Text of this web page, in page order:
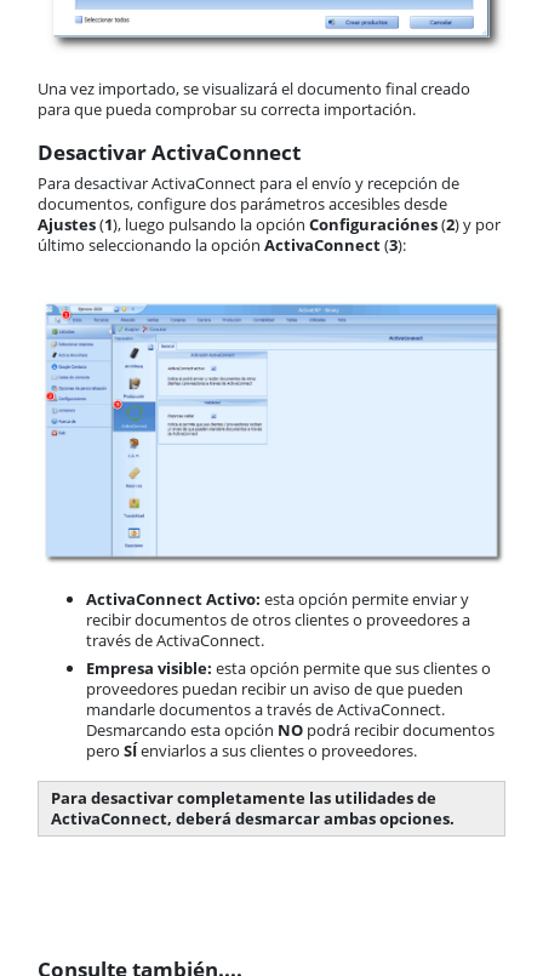
Una vez importado, se visualizará el documento final creado
para que pueda comprobar su correcta importación.
Desactivar ActivaConnect
Para desactivar ActivaConnect para el envío y recepción de
documentos, configure dos parámetros accesibles desde
Ajustes(1), luego pulsando la opción Configuraciónes(2) y por
último seleccionando la opción ActivaConnect(3):
ActivaConnect Activo: esta opción permite enviar y
recibir documentos de otros clientes o proveedores a
través de ActivaConnect.
Empresa visible: esta opción permite que sus clientes o
proveedores puedan recibir un aviso de que pueden
mandarle documentos a través de ActivaConnect.
Desmarcando esta opción NO podrá recibir documentos
pero SÍenviarlos a sus clientes o proveedores.
Para desactivar completamente las utilidades de
ActivaConnect, deberá desmarcar ambas opciones.
Consulte también....